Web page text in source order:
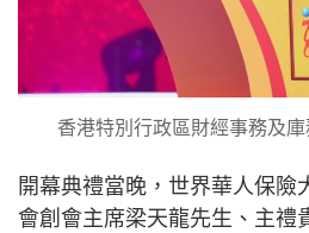
香港特別行政區財經事務及
開幕典禮當晚，世界華人保險
會創會主席梁天龍先生、主禮